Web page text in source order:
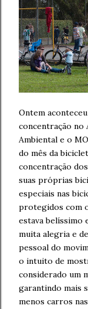
Ontem
concentração no
Ambiental e o
do mês da
concentração
suas próprias
especiais nas
protegidos com
estava belíssimo
muita alegria e
pessoal do
o intuito de
considerado um
garantindo mais
menos carros